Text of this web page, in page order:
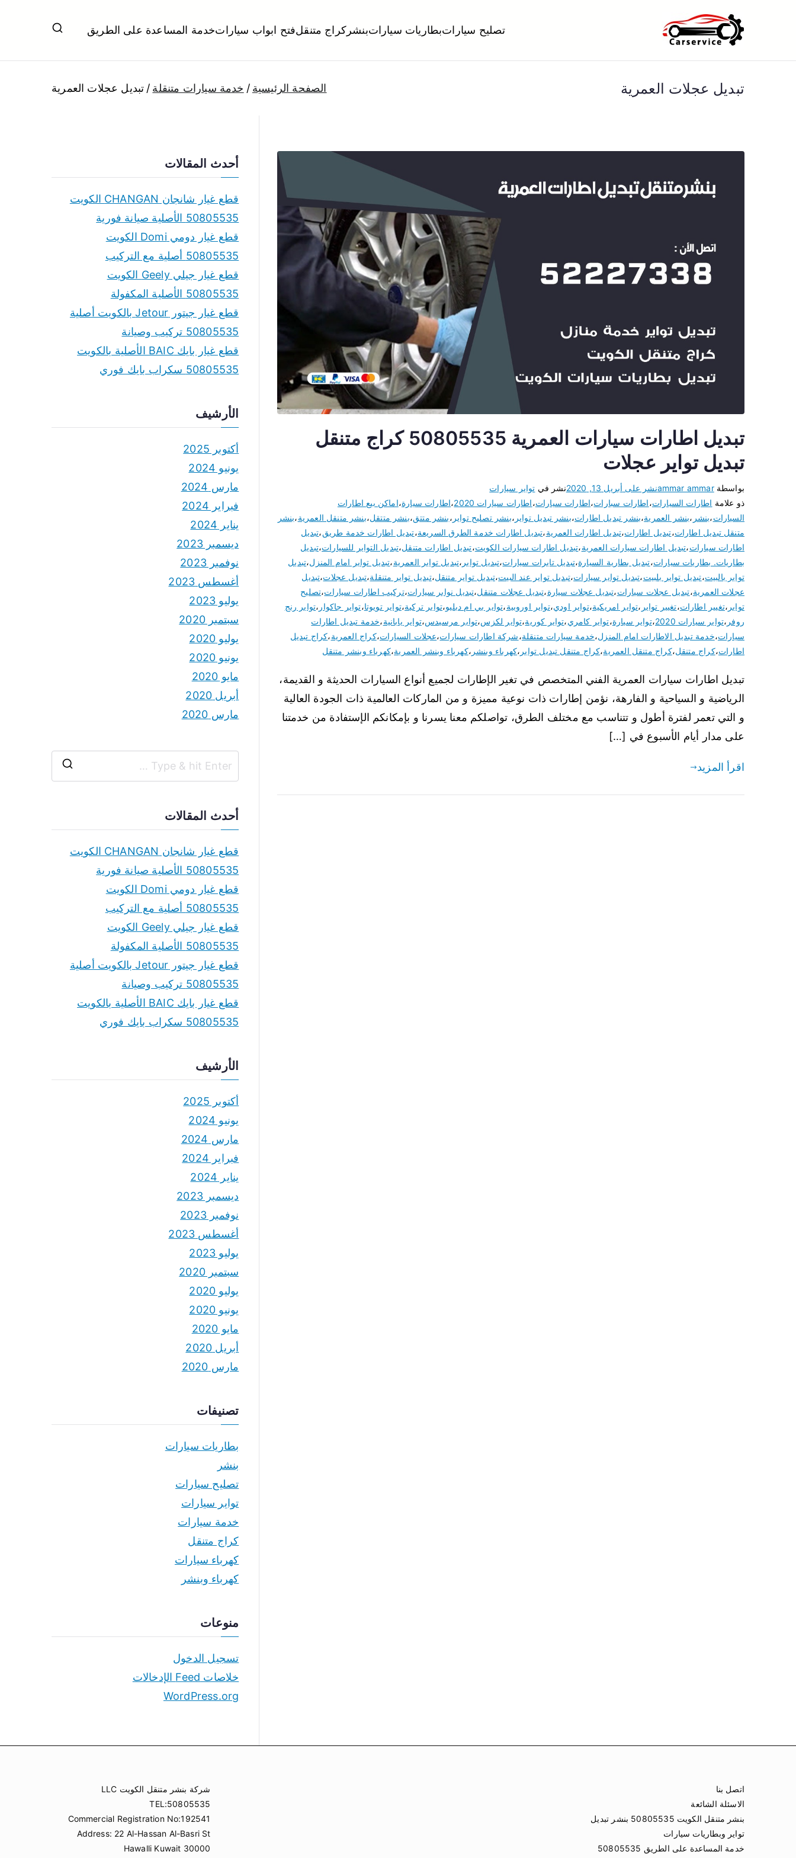
بنشر متنقل الكويت
بنشر متنقل الكويت كهرباء وبنشر تبديل تواير تواير اطارات عجلات تصليح وصيانة سيارات امام المنزل تبديل بطاريات بارخص الاسعار
تصليح سياراتبطاريات سياراتبنشر كراج متنقلفتح ابواب سياراتخدمة المساعدة على الطريق
تبديل عجلات العمرية الصفحة الرئيسية خدمة سيارات متنقلة تبديل عجلات العمرية
تبديل اطارات سيارات العمرية 50805535 كراج متنقل
تبديل تواير عجلات
بواسطةammar ammarنشر على أبريل 13, 2020 نشر في تواير سيارات
ذو علامة اطارات السيارات،اطارات سبارات،اطارات سيارات،اطارات سيارات 2020 ،اطارات سيارة،اماكن بيع اطارات
السيارات،بنشر ،بنشر العمرية،بنشر تبديل اطارات،بنشر تبديل تواير ،بنشر تصليح تواير ،بنشر متتق،بنشر متتقل،بنشر متنقل العمرية،بنشر
متنقل تبديل اطارات،تبديل اطارات،تبديل اطارات العمرية،تبديل اطارات خدمة الطرق السريعة،تبديل اطارات خدمة طريق،تبديل
اطارات سيارات،تبديل اطارات سيارات العمرية،تبديل اطارات سيارات الكويت،تبديل اطارات متنقل،تبديل التواير للسيارات،تبديل
بطاريات. بطاريات سيارات،تبديل بطارية السيارة،تبديل تايرات سيارات،تبديل تواير ،تبديل تواير العمرية،تبديل تواير امام المنزل،تبديل
تواير بالبيت،تبديل تواير بلبيت،تبديل تواير سيارات،تبديل تواير عند البيت،تبديل تواير متنقل،تبديل تواير متنقلة،تبديل عجلات،تبديل
عجلات العمرية،تبديل عجلات سيارات،تبديل عجلات سيارة،تبديل عجلات متنقل،تبديل نوابر سيارات،تركيب اطارات سيارات،تصليح
تواير ،تغيير اطارات،تغيير تواير ،تواير امريكية،تواير اودي،تواير اوروبية،تواير بي ام دبليو،تواير تركية،تواير تويوتا،تواير جاكوار ،تواير رنج
روفر ،تواير سيارات 2020 ،تواير سيارة،تواير كامري،تواير كورية،تواير لكزس،تواير مرسيدس،تواير يابانية،خدمة تبديل اطارات
سيارات،خدمة تبديل الاطارات امام المنزل،خدمة سيارات متنقلة،شركة اطارات سيارات،عجلات السيارات،كراج العمرية،كراج تبديل
اطارات،كراج متنقل،كراج متنقل العمرية،كراج متنقل تبديل تواير ،كهرباء وبنشر ،كهرباء وبنشر العمرية،كهرباء وبنشر متنقل
تبديل اطارات سيارات العمرية الفني المتخصص في تغير الإطارات لجميع أنواع السيارات الحديثة و القديمة،
الرياضية و السياحية و الفارهة، نؤمن إطارات ذات نوعية مميزة و من الماركات العالمية ذات الجودة العالية
و التي تعمر لفترة أطول و تتناسب مع مختلف الطرق، تواصلكم معنا يسرنا و بإمكانكم الإستفادة من خدمتنا
على مدار أيام الأسبوع في […]
اقرأ المزيد
أحدث المقالات
قطع غيار شانجان CHANGAN الكويت
50805535 الأصلية صيانة فورية
قطع غيار دومي Domi الكويت
50805535 أصلية مع التركيب
قطع غيار جيلي Geely الكويت
50805535 الأصلية المكفولة
قطع غيار جيتور Jetour بالكويت أصلية
50805535 تركيب وصيانة
قطع غيار بايك BAIC الأصلية بالكويت
50805535 سكراب بايك فوري
الأرشيف
أكتوبر 2025
يونيو 2024
مارس 2024
فبراير 2024
يناير 2024
ديسمبر 2023
نوفمبر 2023
أغسطس 2023
يوليو 2023
سبتمبر 2020
يوليو 2020
يونيو 2020
مايو 2020
أبريل 2020
مارس 2020
r
أحدث المقالات
قطع غيار شانجان CHANGAN الكويت
50805535 الأصلية صيانة فورية
قطع غيار دومي Domi الكويت
50805535 أصلية مع التركيب
قطع غيار جيلي Geely الكويت
50805535 الأصلية المكفولة
قطع غيار جيتور Jetour بالكويت أصلية
50805535 تركيب وصيانة
قطع غيار بايك BAIC الأصلية بالكويت
50805535 سكراب بايك فوري
الأرشيف
أكتوبر 2025
يونيو 2024
مارس 2024
فبراير 2024
يناير 2024
ديسمبر 2023
نوفمبر 2023
أغسطس 2023
يوليو 2023
سبتمبر 2020
يوليو 2020
يونيو 2020
مايو 2020
أبريل 2020
مارس 2020
تصنيفات
بطاريات سيارات
بنشر
تصليح سيارات
تواير سيارات
خدمة سيارات
كراج متنقل
كهرباء سيارات
كهرباء وبنشر
منوعات
تسجيل الدخول
خلاصات Feed الإدخالات
WordPress.org
اتصل بنا
الاسئلة الشائعة
بنشر متنقل الكويت 50805535 بنشر تبديل
تواير وبطاريات سيارات
خدمة المساعدة على الطريق 50805535
شركة بنشر متنقل الكويت LLC
TEL:50805535
Commercial Registration No:192541
Address: 22 Al-Hassan Al-Basri St
Hawalli Kuwait 30000